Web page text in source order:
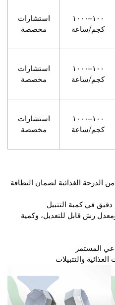
١٠٠–١٠٠٠
كجم/ساعة
استشارات
مخصصة
١٠٠–١٠٠٠
كجم/ساعة
استشارات
مخصصة
١٠٠–١٠٠٠
كجم/ساعة
استشارات
مخصصة
الدرجة الغذائية لضمان النظافة
في كمية التتبيل
رش قابل للتعديل، وكمية
المستمر
والتتبيلات